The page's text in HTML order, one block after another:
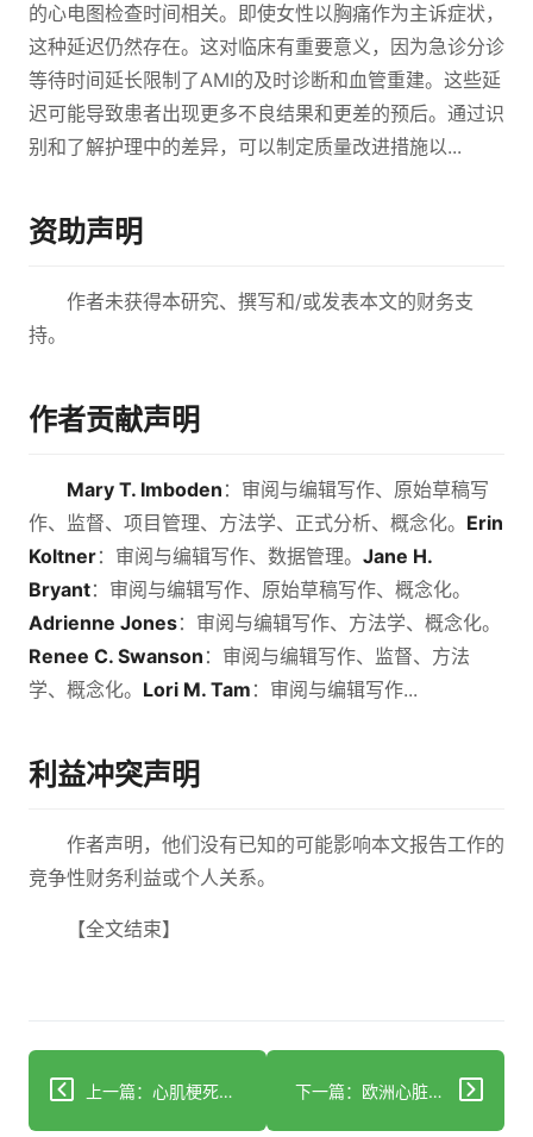
的心电图检查时间相关。即使女性以胸痛作为主诉症状，
这种延迟仍然存在。这对临床有重要意义，因为急诊分诊
等待时间延长限制了AMI的及时诊断和血管重建。这些延
迟可能导致患者出现更多不良结果和更差的预后。通过识
别和了解护理中的差异，可以制定质量改进措施以...
资助声明
作者未获得本研究、撰写和/或发表本文的财务支
持。
作者贡献声明
Mary T. Imboden ：审阅与编辑写作、原始草稿写
作、监督、项目管理、方法学、正式分析、概念化。 Erin
Koltner：审阅与编辑写作、数据管理。 Jane H.
Bryant：审阅与编辑写作、原始草稿写作、概念化。
Adrienne Jones：审阅与编辑写作、方法学、概念化。
Renee C. Swanson ：审阅与编辑写作、监督、方法
学、概念化。 Lori M. Tam ：审阅与编辑写作...
利益冲突声明
作者声明，他们没有已知的可能影响本文报告工作的
竞争性财务利益或个人关系。
【全文结束】
上一篇：心肌梗死后心理困扰：美国心脏协会科学声明 下一篇：欧洲心脏病学会支持心脏瓣膜疾病更少侵入性治疗